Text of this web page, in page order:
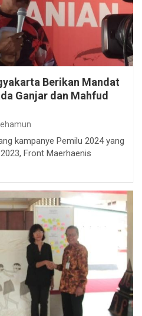
Berikan Mandat
Ganjar dan Mahfud
kampanye Pemilu 2024 yang
Front Maerhaenis